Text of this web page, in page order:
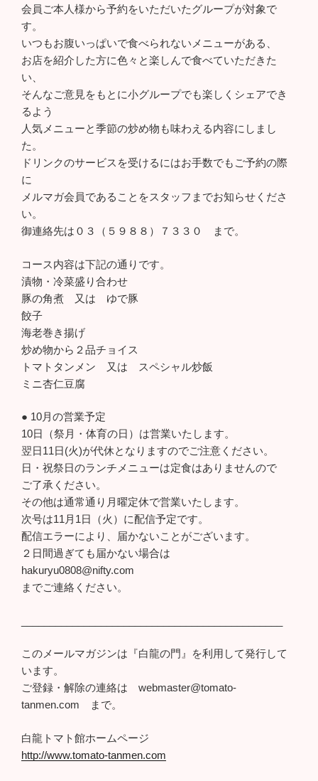
会員ご本人様から予約をいただいたグループが対象で
す。
いつもお腹いっぱいで食べられないメニューがある、
お店を紹介した方に色々と楽しんで食べていただきた
い、
そんなご意見をもとに小グループでも楽しくシェアでき
るよう
人気メニューと季節の炒め物も味わえる内容にしまし
た。
ドリンクのサービスを受けるにはお手数でもご予約の際
に
メルマガ会員であることをスタッフまでお知らせくださ
い。
御連絡先は０３（５９８８）７３３０ まで。
コース内容は下記の通りです。
漬物・冷菜盛り合わせ
豚の角煮 又は ゆで豚
餃子
海老巻き揚げ
炒め物から２品チョイス
トマトタンメン 又は スペシャル炒飯
ミニ杏仁豆腐
● 10月の営業予定
10日（祭月・体育の日）は営業いたします。
翌日11日(火)が代休となりますのでご注意ください。
日・祝祭日のランチメニューは定食はありませんので
ご了承ください。
その他は通常通り月曜定休で営業いたします。
次号は11月1日（火）に配信予定です。
配信エラーにより、届かないことがございます。
２日間過ぎても届かない場合は
hakuryu0808@nifty.com
までご連絡ください。
このメールマガジンは『白龍の門』を利用して発行して
います。
ご登録・解除の連絡は webmaster@tomato-
tanmen.com まで。
白龍トマト館ホームページ
http://www.tomato-tanmen.com